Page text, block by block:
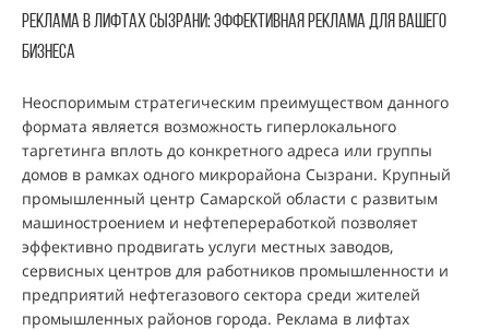
Реклама В ЛИфтах Сызрани: эффективная реклама для вашего
бизнеса
Неоспоримым стратегическим преимуществом данного
формата является возможность гиперлокального
таргетинга вплоть до конкретного адреса или группы
домов в рамках одного микрорайона Сызрани. Крупный
промышленный центр Самарской области с развитым
машиностроением и нефтепереработкой позволяет
эффективно продвигать услуги местных заводов,
сервисных центров для работников промышленности и
предприятий нефтегазового сектора среди жителей
промышленных районов города. Реклама в лифтах